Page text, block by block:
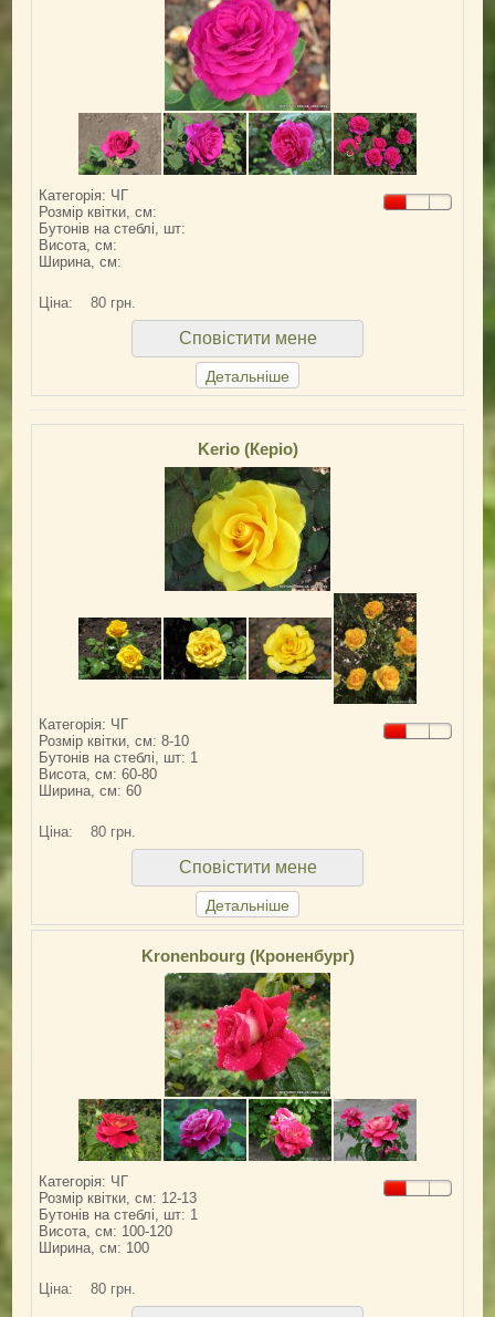
Категорія: ЧГ
Розмір квітки, см:
Бутонів на стеблі, шт:
Висота, см:
Ширина, см:
Ціна: 80 грн.
Сповістити мене
Детальніше
Kerio (Керіо)
Категорія: ЧГ
Розмір квітки, см: 8-10
Бутонів на стеблі, шт: 1
Висота, см: 60-80
Ширина, см: 60
Ціна: 80 грн.
Сповістити мене
Детальніше
Kronenbourg (Кроненбург)
Категорія: ЧГ
Розмір квітки, см: 12-13
Бутонів на стеблі, шт: 1
Висота, см: 100-120
Ширина, см: 100
Ціна: 80 грн.